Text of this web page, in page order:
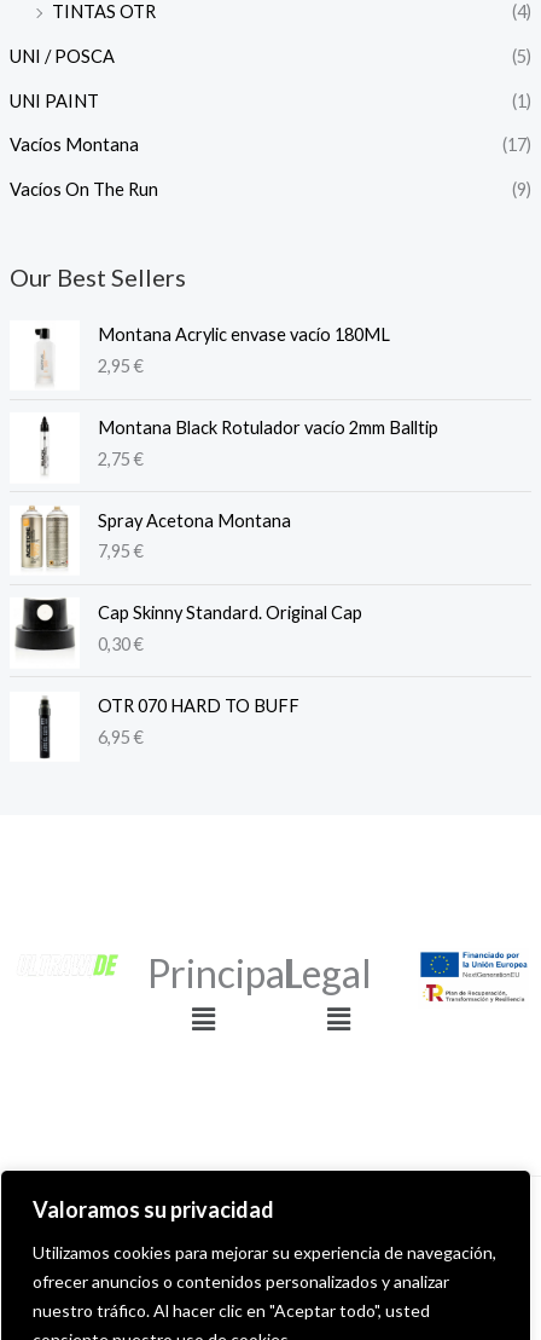
Valoramos su privacidad
Utilizamos cookies para mejorar su experiencia de navegación,
ofrecer anuncios o contenidos personalizados y analizar
nuestro tráfico. Al hacer clic en "Aceptar todo", usted
TINTAS OTR
(4)
UNI / POSCA (5)
UNI PAINT (1)
Vacíos Montana (17)
Vacíos On The Run (9)
Our Best Sellers
Montana Acrylic envase vacío 180ML
2,95€
Montana Black Rotulador vacío 2mm Balltip
2,75€
Spray Acetona Montana
7,95€
Cap Skinny Standard. Original Cap
0,30€
OTR 070 HARD TO BUFF
6,95€
Principal
Menú
Legal
Menú